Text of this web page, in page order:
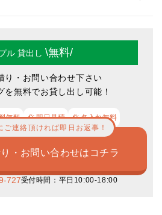
ル 貸出し \無料/
り・お問い合わせ下さい
を無料でお貸し出し可能！
無料 即日見積 名入れ無料
・お問い合わせはコチラ
連絡頂ければ即日お返事！
727受付時間：平日10:00-18:00